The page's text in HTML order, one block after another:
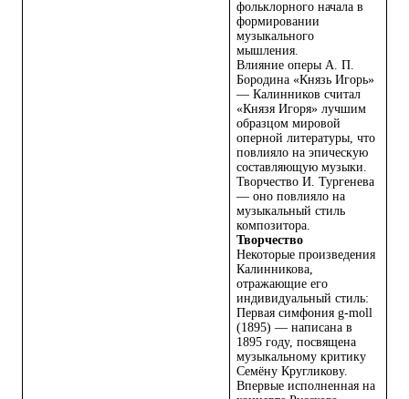
фольклорного начала в
формировании
музыкального
мышления.
Влияние оперы А. П.
Бородина «Князь Игорь»
— Калинников считал
«Князя Игоря» лучшим
образцом мировой
оперной литературы, что
повлияло на эпическую
составляющую музыки.
Творчество И. Тургенева
— оно повлияло на
музыкальный стиль
композитора.
Творчество
Некоторые произведения
Калинникова,
отражающие его
индивидуальный стиль:
Первая симфония g-moll
(1895) — написана в
1895 году, посвящена
музыкальному критику
Семёну Кругликову.
Впервые исполненная на